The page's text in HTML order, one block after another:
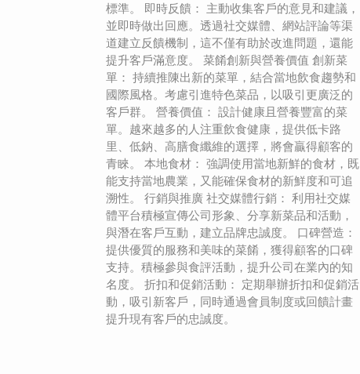
標準。 即時反饋： 主動收集客戶的意見和建議，
並即時做出回應。透過社交媒體、網站評論等渠
道建立反饋機制，這不僅有助於改進問題，還能
提升客戶滿意度。 菜餚創新與營養價值 創新菜
單： 持續推陳出新的菜單，結合當地飲食趨勢和
國際風格。考慮引進特色菜品，以吸引更廣泛的
客戶群。 營養價值： 設計健康且營養豐富的菜
單。越來越多的人注重飲食健康，提供低卡路
里、低鈉、高膳食纖維的選擇，將會贏得顧客的
青睞。 本地食材： 強調使用當地新鮮的食材，既
能支持當地農業，又能確保食材的新鮮度和可追
溯性。 行銷與推廣 社交媒體行銷： 利用社交媒
體平台積極宣傳公司形象、分享新菜品和活動，
與潛在客戶互動，建立品牌忠誠度。 口碑營造：
提供優質的服務和美味的菜餚，獲得顧客的口碑
支持。積極參與食評活動，提升公司在業內的知
名度。 折扣和促銷活動： 定期舉辦折扣和促銷活
動，吸引新客戶，同時通過會員制度或回饋計畫
提升現有客戶的忠誠度。